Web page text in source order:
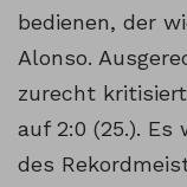
bedienen, der
Alonso.
zurecht
auf 2:0 (25.). Es
des